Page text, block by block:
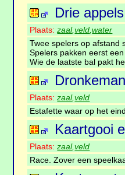
Drie appels
Plaats:zaal,veld,water
Twee spelers op afstand
Spelers pakken eerst
Wie de laatste bal pakt
Plaats:zaal,veld
Estafette waar op het
Kaartgooi
Plaats:zaal,veld
Race. Zover een